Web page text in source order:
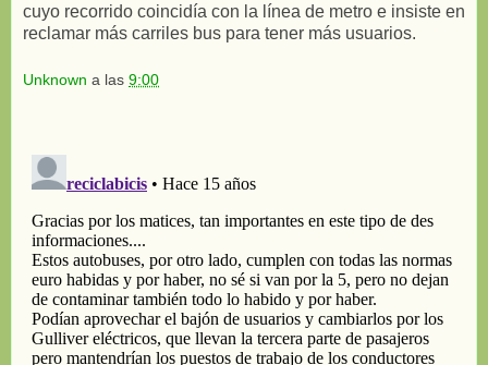
cuyo recorrido coincidía con la línea de metro e insiste en
reclamar más carriles bus para tener más usuarios.
Unknown a las 9:00